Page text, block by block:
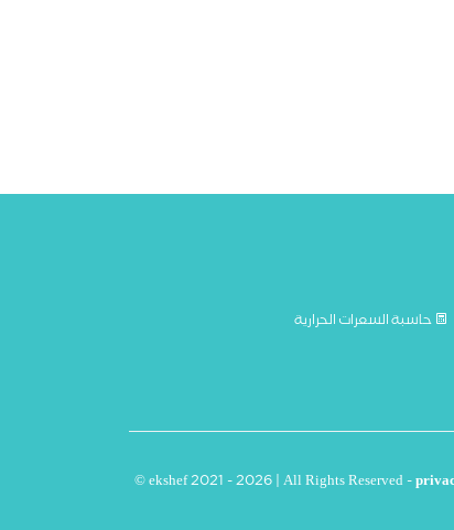
حاسبة السعرات الحرارية
© ekshef 2021 - 2026 | All Rights Reserved -